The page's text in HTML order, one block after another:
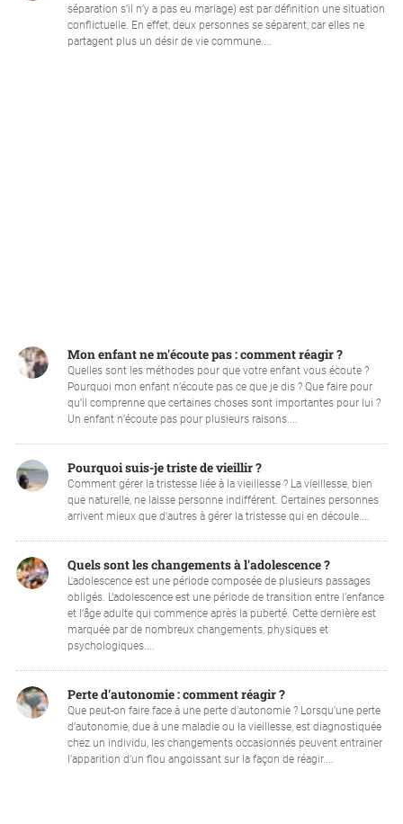
séparation s’il n’y a pas eu mariage) est par définition une situation
conflictuelle. En effet, deux personnes se séparent, car elles ne
partagent plus un désir de vie commune....
Mon enfant ne m'écoute pas : comment réagir ?
Quelles sont les méthodes pour que votre enfant vous écoute ?
Pourquoi mon enfant n’écoute pas ce que je dis ? Que faire pour
qu’il comprenne que certaines choses sont importantes pour lui ?
Un enfant n’écoute pas pour plusieurs raisons....
Pourquoi suis-je triste de vieillir ?
Comment gérer la tristesse liée à la vieillesse ? La vieillesse, bien
que naturelle, ne laisse personne indifférent. Certaines personnes
arrivent mieux que d’autres à gérer la tristesse qui en découle....
Quels sont les changements à l'adolescence ?
L'adolescence est une période composée de plusieurs passages
obligés. L’adolescence est une période de transition entre l’enfance
et l’âge adulte qui commence après la puberté. Cette dernière est
marquée par de nombreux changements, physiques et
psychologiques....
Perte d'autonomie : comment réagir ?
Que peut-on faire face à une perte d’autonomie ? Lorsqu’une perte
d’autonomie, due à une maladie ou la vieillesse, est diagnostiquée
chez un individu, les changements occasionnés peuvent entrainer
l’apparition d’un flou angoissant sur la façon de réagir....